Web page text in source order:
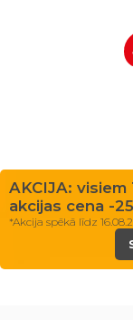
AKCIJA:
akcijas cena -
*Akcija spēkā līdz